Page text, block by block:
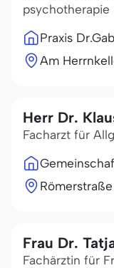
psychotherapie
Praxis
Am
Herr Dr.
Facharzt für
Frau Dr.
Fachärztin für